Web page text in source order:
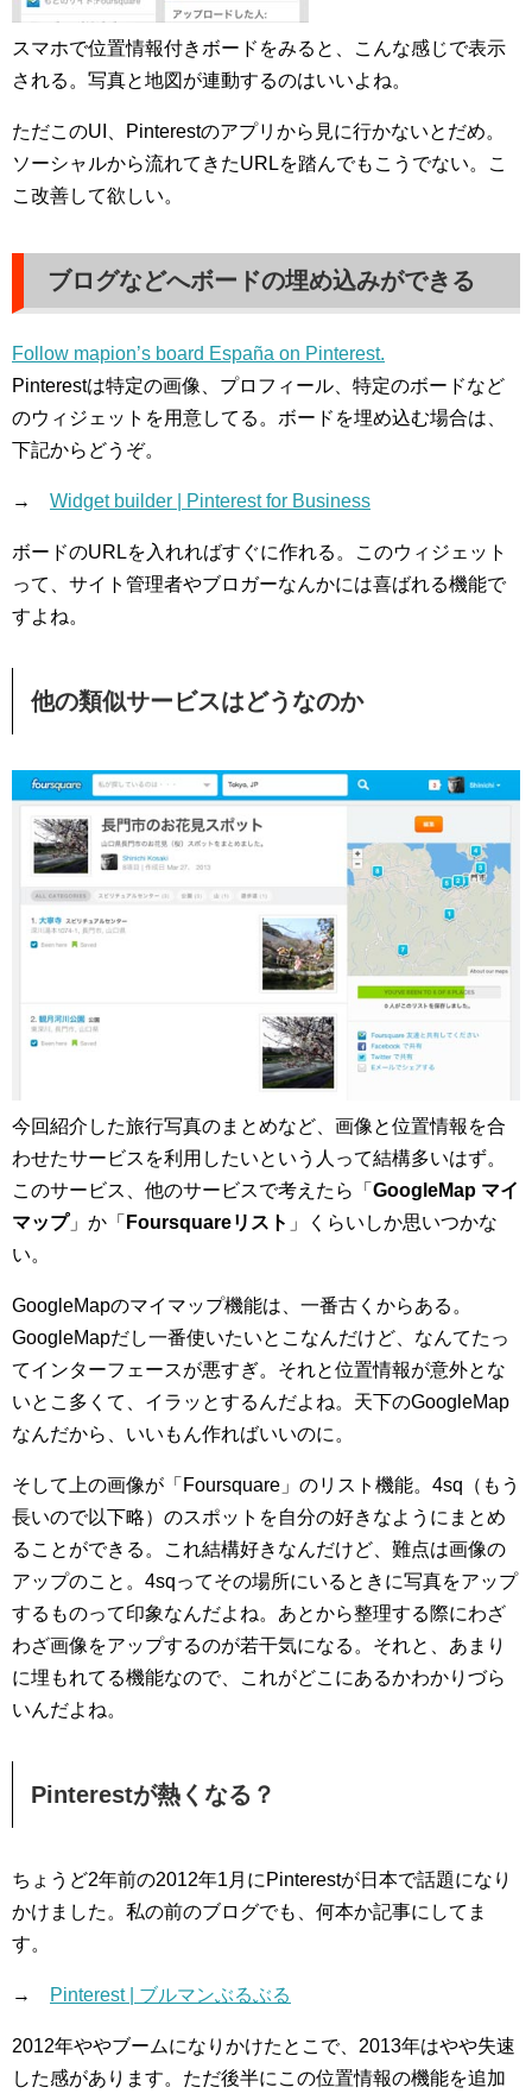
スマホで位置情報付きボードをみると、こんな感じで表示
される。写真と地図が連動するのはいいよね。
ただこのUI、Pinterestのアプリから見に行かないとだめ。
ソーシャルから流れてきたURLを踏んでもこうでない。こ
こ改善して欲しい。
ブログなどへボードの埋め込みができる
Follow mapion’s board España on Pinterest.
Pinterestは特定の画像、プロフィール、特定のボードなど
のウィジェットを用意してる。ボードを埋め込む場合は、
下記からどうぞ。
→ Widget builder | Pinterest for Business
ボードのURLを入れればすぐに作れる。このウィジェット
って、サイト管理者やブロガーなんかには喜ばれる機能で
すよね。
他の類似サービスはどうなのか
今回紹介した旅行写真のまとめなど、画像と位置情報を合
わせたサービスを利用したいという人って結構多いはず。
このサービス、他のサービスで考えたら「 GoogleMap マイ
マップ」か「 Foursquareリスト 」くらいしか思いつかな
い。
GoogleMapのマイマップ機能は、一番古くからある。
GoogleMapだし一番使いたいとこなんだけど、なんてたっ
てインターフェースが悪すぎ。それと位置情報が意外とな
いとこ多くて、イラッとするんだよね。天下のGoogleMap
なんだから、いいもん作ればいいのに。
そして上の画像が「Foursquare」のリスト機能。4sq（もう
長いので以下略）のスポットを自分の好きなようにまとめ
ることができる。これ結構好きなんだけど、難点は画像の
アップのこと。4sqってその場所にいるときに写真をアップ
するものって印象なんだよね。あとから整理する際にわざ
わざ画像をアップするのが若干気になる。それと、あまり
に埋もれてる機能なので、これがどこにあるかわかりづら
いんだよね。
Pinterestが熱くなる？
ちょうど2年前の2012年1月にPinterestが日本で話題になり
かけました。私の前のブログでも、何本か記事にしてま
す。
→ Pinterest | ブルマンぶるぶる
2012年ややブームになりかけたとこで、2013年はやや失速
した感があります。ただ後半にこの位置情報の機能を追加